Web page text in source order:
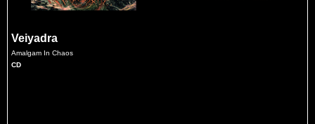
Veiyadra
Amalgam In Chaos
CD